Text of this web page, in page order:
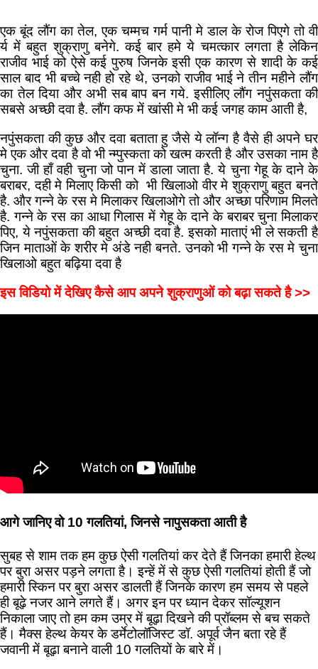
एक बूंद लौंग का तेल, एक चम्मच गर्म पानी मे डाल के रोज पिएगे तो वी
र्य में बहुत शुक्राणु बनेगे. कई बार हमे ये चमत्कार लगता है लेकिन
राजीव भाई को ऐसे कई पुरुष जिनके इसी एक कारण से शादी के कई
साल बाद भी बच्चे नही हो रहे थे, उनको राजीव भाई ने तीन महीने लौंग
का तेल दिया और अभी सब बाप बन गये. इसीलिए लौंग नपुंसकता की
सबसे अच्छी दवा है. लौंग कफ में खांसी मे भी कई जगह काम आती है,
नपुंसकता की कुछ और दवा बताता हु जैसे ये लॉन्ग है वैसे ही अपने घर
मे एक और दवा है वो भी न्म्पुस्कता को खत्म करती है और उसका नाम है
चुना. जी हाँ वही चुना जो पान में डाला जाता है. ये चुना गेहू के दाने के
बराबर, दही मे मिलाए किसी को भी खिलाओ वीर मे शुक्राणु बहुत बनते
है. और गन्ने के रस मे मिलाकर खिलाओगे तो और अच्छा परिणाम मिलते
है. गन्ने के रस का आधा गिलास में गेहू के दाने के बराबर चुना मिलाकर
पिए, ये नपुंसकता की बहुत अच्छी दवा है. इसको माताएं भी ले सकती है
जिन माताओं के शरीर मे अंडे नही बनते. उनको भी गन्ने के रस मे चुना
खिलाओ बहुत बढ़िया दवा है
इस विडियो में देखिए कैसे आप अपने शुक्राणुओं को बढ़ा सकते है >>
आगे जानिए वो 10 गलतियां, जिनसे नापुसकता आती है
सुबह से शाम तक हम कुछ ऐसी गलतियां कर देते हैं जिनका हमारी हेल्थ
पर बुरा असर पड़ने लगता है। इन्हें में से कुछ ऐसी गलतियां होती हैं जो
हमारी स्किन पर बुरा असर डालती हैं जिनके कारण हम समय से पहले
ही बूढ़े नजर आने लगते हैं। अगर इन पर ध्यान देकर सॉल्यूशन
निकाला जाए तो हम कम उम्र में बूढ़ा दिखने की प्रॉब्लम से बच सकते
हैं। मैक्स हेल्थ केयर के डर्मेटोलॉजिस्ट डॉ. अपूर्व जैन बता रहे हैं
जवानी में बूढ़ा बनाने वाली 10 गलतियों के बारे में।